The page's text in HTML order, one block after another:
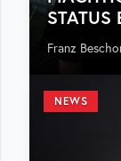
STATUS
Franz
NEWS